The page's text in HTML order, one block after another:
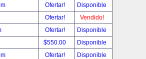
Ofertar!
Disponible
Ofertar!
Vendido!
Ofertar!
Disponible
$550.00
Disponible
Ofertar!
Disponible